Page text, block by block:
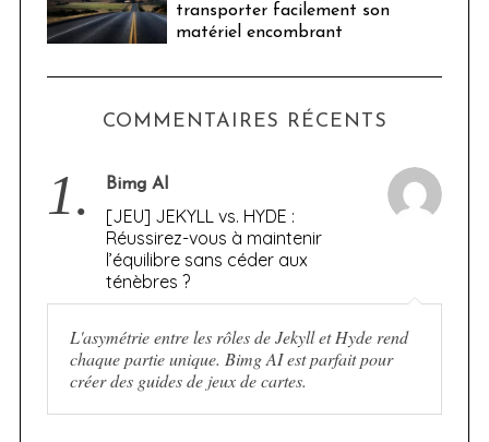
transporter facilement son
matériel encombrant
COMMENTAIRES RÉCENTS
1. Bimg AI
[JEU] JEKYLL vs. HYDE :
Réussirez-vous à maintenir
l’équilibre sans céder aux
ténèbres ?
L'asymétrie entre les rôles de Jekyll et Hyde rend
chaque partie unique. Bimg AI est parfait pour
créer des guides de jeux de cartes.